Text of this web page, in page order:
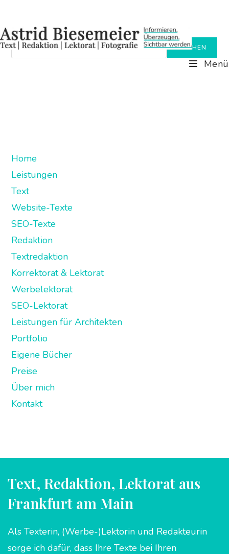
Zum
Inhalt
springen
Menü
Suchen
SUCHEN
Home
Leistungen
Text
Website-Texte
SEO-Texte
Redaktion
Textredaktion
Korrektorat & Lektorat
Werbelektorat
SEO-Lektorat
Leistungen für Architekten
Portfolio
Eigene Bücher
Preise
Über mich
Kontakt
Text, Redaktion, Lektorat aus
Frankfurt am Main
Als Texterin, (Werbe-)Lektorin und Redakteurin
sorge ich dafür, dass Ihre Texte bei Ihren